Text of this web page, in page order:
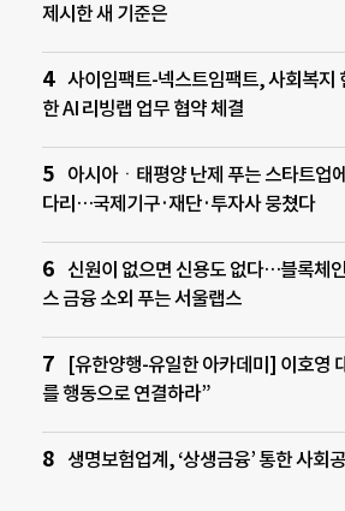
제시한 새 기준은
사이임팩트-넥스트임팩트, 사회복지
한 AI 리빙랩 업무 협약 체결
아시아ㆍ태평양 난제 푸는 스타트업
다리…국제기구·재단·투자사 뭉쳤다
신원이 없으면 신용도 없다…블록체
스 금융 소외 푸는 서울랩스
[유한양행-유일한 아카데미] 이호영
를 행동으로 연결하라”
생명보험업계, ‘상생금융’ 통한 사회